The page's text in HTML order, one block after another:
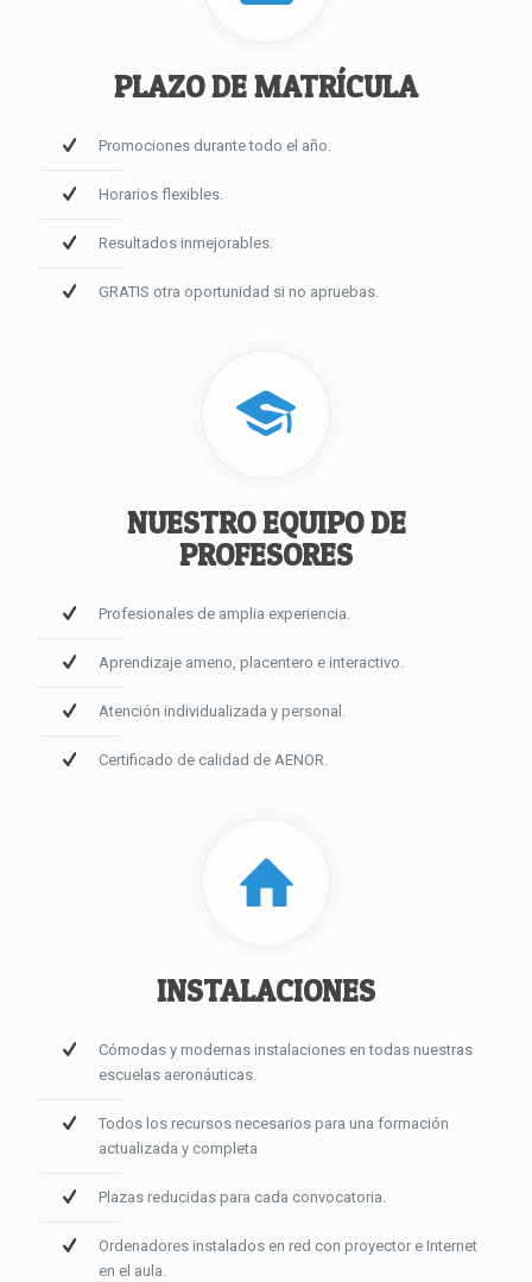
PLAZO DE MATRÍCULA
Promociones durante todo el año.
Horarios flexibles.
Resultados inmejorables.
GRATIS otra oportunidad si no apruebas.
NUESTRO EQUIPO DE
PROFESORES
Profesionales de amplia experiencia.
Aprendizaje ameno, placentero e interactivo.
Atención individualizada y personal.
Certificado de calidad de AENOR.
INSTALACIONES
Cómodas y modernas instalaciones en todas nuestras
escuelas aeronáuticas.
Todos los recursos necesarios para una formación
actualizada y completa
Plazas reducidas para cada convocatoria.
Ordenadores instalados en red con proyector e Internet
en el aula.